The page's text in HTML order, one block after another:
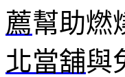
薦幫助燃
北當舖與